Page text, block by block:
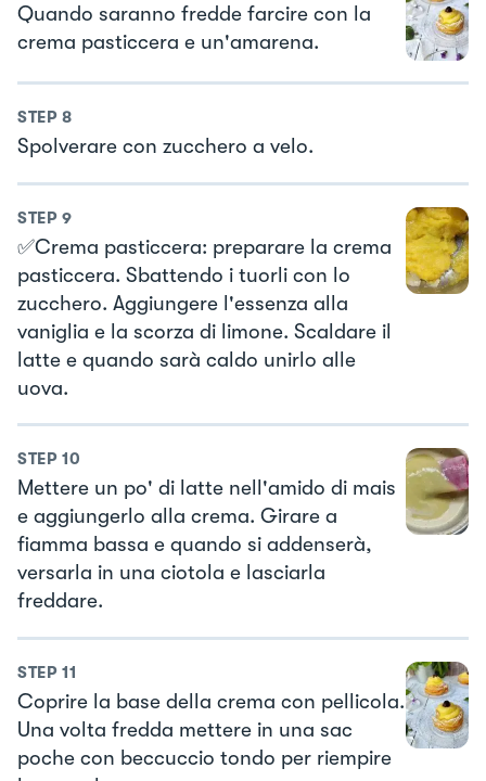
Quando saranno fredde farcire con la
crema pasticcera e un'amarena.
STEP 8
Spolverare con zucchero a velo.
STEP 9
✅Crema pasticcera: preparare la crema
pasticcera. Sbattendo i tuorli con lo
zucchero. Aggiungere l'essenza alla
vaniglia e la scorza di limone. Scaldare il
latte e quando sarà caldo unirlo alle
uova.
STEP 10
Mettere un po' di latte nell'amido di mais
e aggiungerlo alla crema. Girare a
fiamma bassa e quando si addenserà,
versarla in una ciotola e lasciarla
freddare.
STEP 11
Coprire la base della crema con pellicola.
Una volta fredda mettere in una sac
poche con beccuccio tondo per riempire